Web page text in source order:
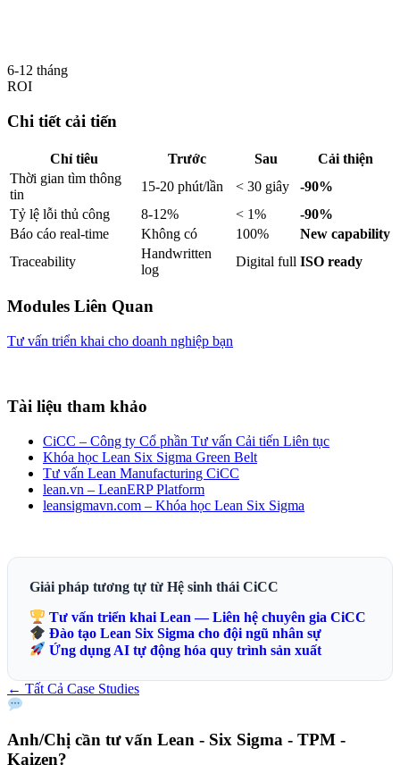
6-12 tháng
ROI
Chi tiết cải tiến
Chỉ tiêu Trước Sau
Cải thiện
Thời gian tìm thông
tin
15-20 phút/lần < 30 giây
-90%
Tỷ lệ lỗi thủ công
8-12% < 1%
-90%
Báo cáo real-time
Không có 100%
New capability
Traceability
Handwritten
log
Digital full ISO ready
Modules Liên Quan
Tư vấn triển khai cho doanh nghiệp bạn
Tài liệu tham khảo
CiCC – Công ty Cổ phần Tư vấn Cải tiến Liên tục
Khóa học Lean Six Sigma Green Belt
Tư vấn Lean Manufacturing CiCC
lean.vn – LeanERP Platform
leansigmavn.com – Khóa học Lean Six Sigma
Giải pháp tương tự từ Hệ sinh thái CiCC
Tư vấn triển khai Lean — Liên hệ chuyên gia CiCC
Đào tạo Lean Six Sigma cho đội ngũ nhân sự
Ứng dụng AI tự động hóa quy trình sản xuất
← Tất Cả Case Studies
Anh/Chị cần tư vấn Lean - Six Sigma - TPM -
Kaizen?